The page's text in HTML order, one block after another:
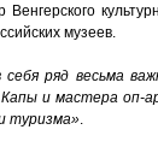
музеев.
ряд весьма
Капы и мастера оп-
туризма».